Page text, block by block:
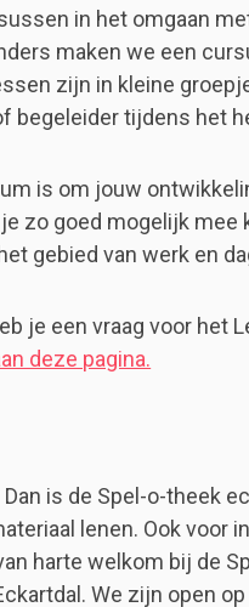
in het omgaan
maken we een
zijn in kleine
begeleider tijdens het
is om jouw
zo goed mogelijk mee
gebied van werk en
je een vraag voor het
deze pagina.
is de Spel-o-theek
lenen. Ook voor
harte welkom bij de
We zijn open